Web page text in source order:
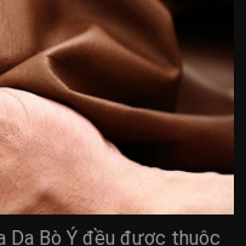
ghế sofa và sản
yên tâm về phần chất
mọi yêu tố chất lượng cao
Da Bò Ý đều được thuộc